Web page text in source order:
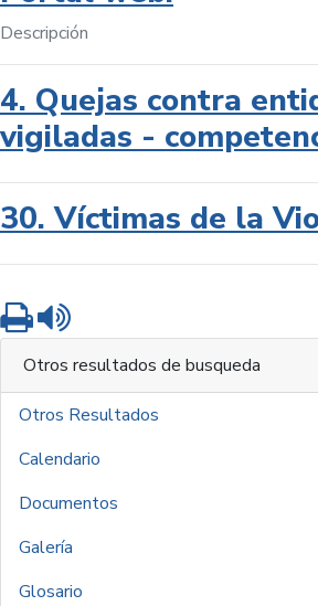
Descripción
4. Quejas contra
vigiladas -
30. Víctimas de la
Imprimir
Otros resultados de busqueda
Otros Resultados
Calendario
Documentos
Galería
Glosario